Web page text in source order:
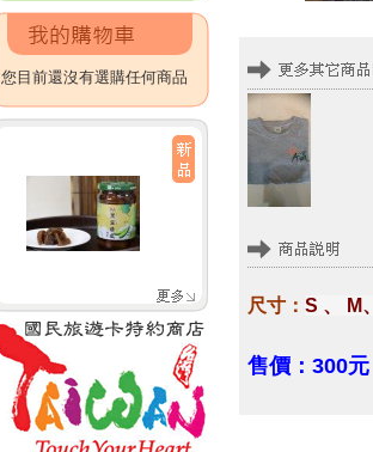
您目前還沒有選購任何商品
尺寸： S 、 M
售價：300元